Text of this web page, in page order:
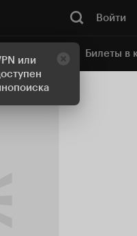
или
Войти
Билеты в